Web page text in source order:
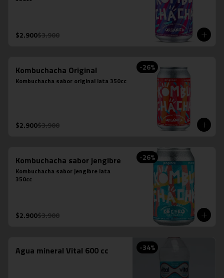
$2.900$3.900
-26%
Kombuchacha Original
Kombuchacha sabor original lata 350cc
$2.900$3.900
-26%
Kombuchacha sabor jengibre
Kombuchacha sabor jengibre lata
350cc
$2.900$3.900
-34%
Agua mineral Vital 600 cc